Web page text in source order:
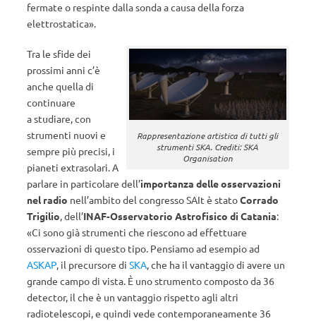
fermate o respinte dalla sonda a causa della forza
elettrostatica».
Rappresentazione artistica di tutti gli
strumenti SKA. Crediti: SKA
Organisation
Tra le sfide dei
prossimi anni c’è
anche quella di
continuare
a studiare, con
strumenti nuovi e
sempre più precisi, i
pianeti extrasolari. A
parlare in particolare dell’importanza delle osservazioni
nel radio nell’ambito del congresso SAIt è statoCorrado
Trigilio, dell’INAF-Osservatorio Astrofisico di Catania:
«Ci sono già strumenti che riescono ad effettuare
osservazioni di questo tipo. Pensiamo ad esempio ad
ASKAP, il precursore di SKA, che ha il vantaggio di avere un
grande campo di vista. È uno strumento composto da 36
detector, il che è un vantaggio rispetto agli altri
radiotelescopi, e quindi vede contemporaneamente 36